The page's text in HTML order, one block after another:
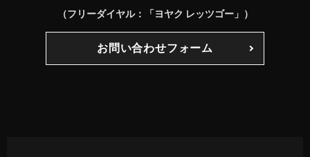
（フリーダイヤル：「ヨヤク レッツゴー」）
お問い合わせフォーム